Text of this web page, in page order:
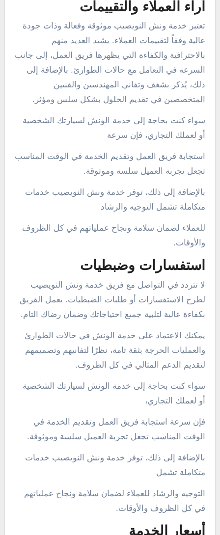
آراء العملاء والتقييمات
تعتبر خدمة ونش النويصيب موثوقة وفعالة وذات جودة
عالية وفقاً لتقييمات العملاء. يشيد العديد منهم
بالاحترافية والكفاءة التي يظهرها فريق العمل، إلى جانب
السرعة في التعامل مع حالات الطوارئ. بالإضافة إلى
ذلك، يُذكر بشغف وتفاني المهندسين والفنيين
المتخصصين في تقديم الحلول بشكل سلس ومؤثر.
سواء كنت بحاجة إلى خدمة الونش لسيارتك الشخصية
أو لعملك التجاري، فإن سرعة
استجابة فريق العمل وتقديم الخدمة في الوقت المناسب
تجعل تجربة العميل سلسة وموثوقة.
بالإضافة إلى ذلك، توفر خدمة ونش النويصيب خدمات
متكاملة تشمل التوجيه والرشاد
للعملاء لضمان سلامة ونجاح عملياتهم في كل الظروف
والأوقات.
استفسارات وضبطيات
لا تتردد في التواصل مع فريق خدمة ونش النويصيب
لطرح الاستفسارات أو طلبات الضبطيات. يعمل الفريق
بكفاءة عالية لتلبية جميع احتياجاتك وضمان رضاك التام.
يمكنك الاعتماد على خدمة الونش في حالات الطوارئ
والعمليات الحرجة بثقة تامة، نظرًا لتفانيهم وتصميمهم
لتقديم الدعم المثالي في كل الظروف.
سواء كنت بحاجة إلى خدمة الونش لسيارتك الشخصية
أو لعملك التجاري،
فإن سرعة استجابة فريق العمل وتقديم الخدمة في
الوقت المناسب تجعل تجربة العميل سلسة وموثوقة.
بالإضافة إلى ذلك، توفر خدمة ونش النويصيب خدمات
متكاملة تشمل
التوجيه والرشاد للعملاء لضمان سلامة ونجاح عملياتهم
في كل الظروف والأوقات.
أسعار الخدمة